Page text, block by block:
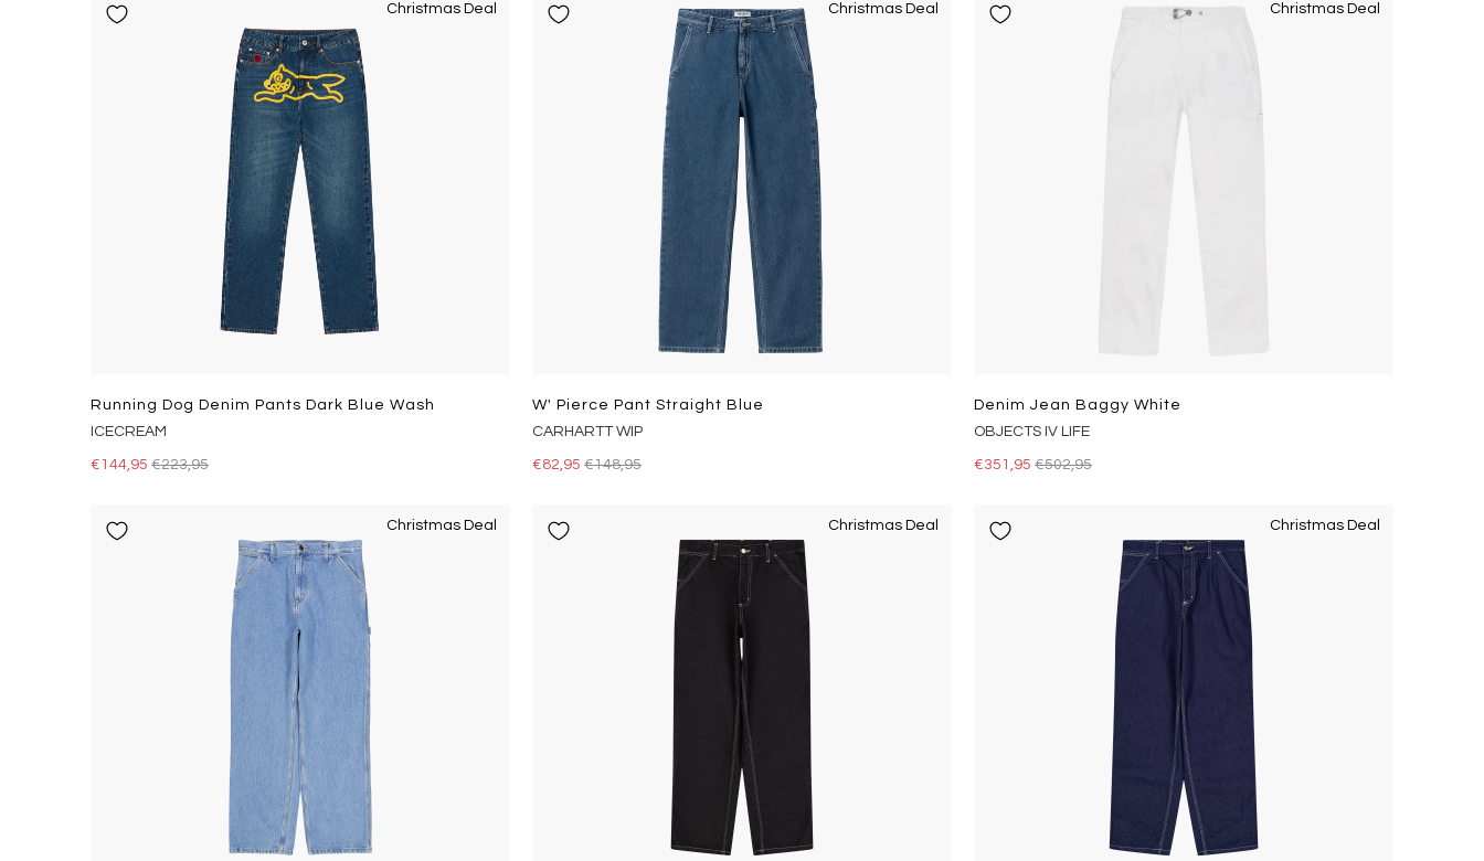
Christmas Deal
Running Dog Denim Pants Dark Blue Wash
ICECREAM
€144,95 €223,95
Christmas Deal
W' Pierce Pant Straight Blue
CARHARTT WIP
€82,95 €148,95
Christmas Deal
Denim Jean Baggy White
OBJECTS IV LIFE
€351,95 €502,95
Christmas Deal Christmas Deal Christmas Deal